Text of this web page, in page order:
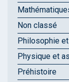
Non classé
Philosophie
Physique et
Préhistoire